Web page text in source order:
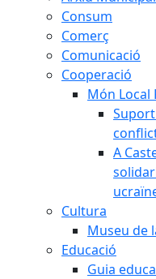
Consum
Comerç
Comunicació
Cooperació
Món Local
A
Cultura
Museu de
Educació
Guia